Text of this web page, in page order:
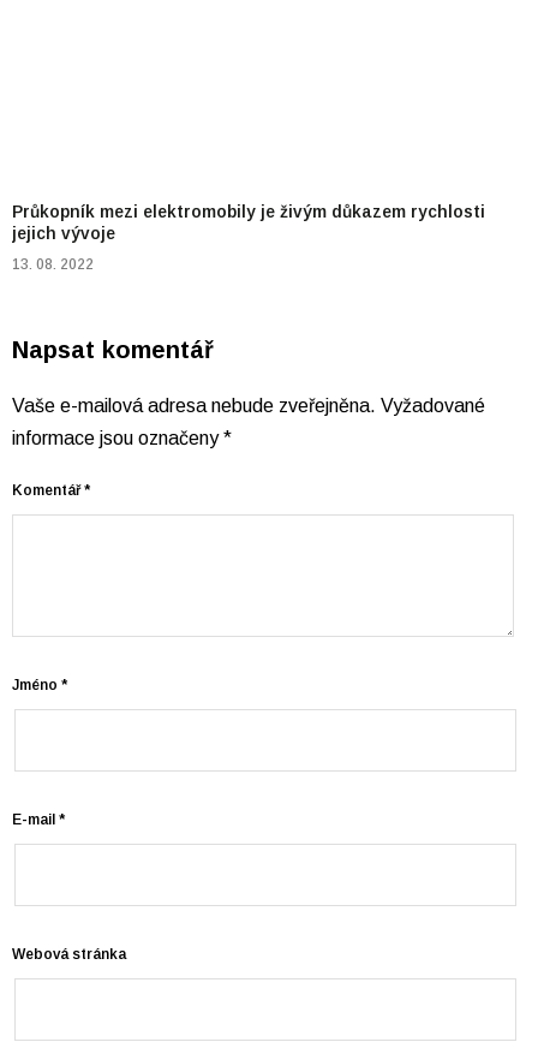
Průkopník mezi elektromobily je živým důkazem rychlosti
jejich vývoje
13. 08. 2022
Napsat komentář
Vaše e-mailová adresa nebude zveřejněna. Vyžadované
informace jsou označeny*
Komentář*
Jméno *
E-mail *
Webová stránka